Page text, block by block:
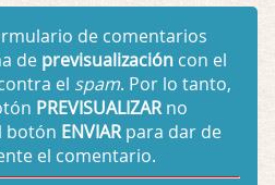
de comentarios
de previsualizacióncon el
el spam. Por lo tanto,
PREVISUALIZARno
botón ENVIARpara dar de
el comentario.